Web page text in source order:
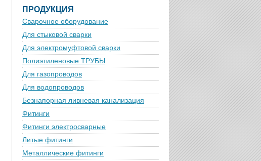
ПРОДУКЦИЯ
Сварочное оборудование
Для стыковой сварки
Для электромуфтовой сварки
Полиэтиленовые ТРУБЫ
Для газопроводов
Для водопроводов
Безнапорная ливневая канализация
Фитинги
Фитинги электросварные
Литые фитинги
Металлические фитинги